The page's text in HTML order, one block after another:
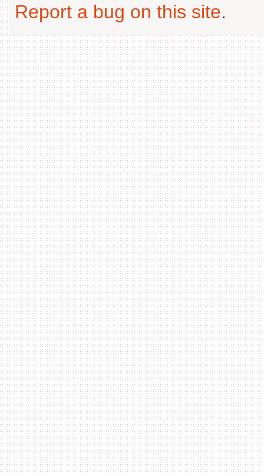
Report a bug on this site.